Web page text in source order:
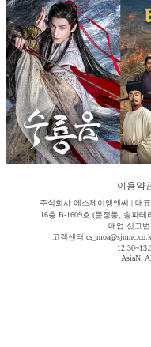
이용약
주식회사 에스제이엠엔씨 | 대
16층 B-1609호 (문정동, 송파
매업 신고번
고객센터
AsiaN.